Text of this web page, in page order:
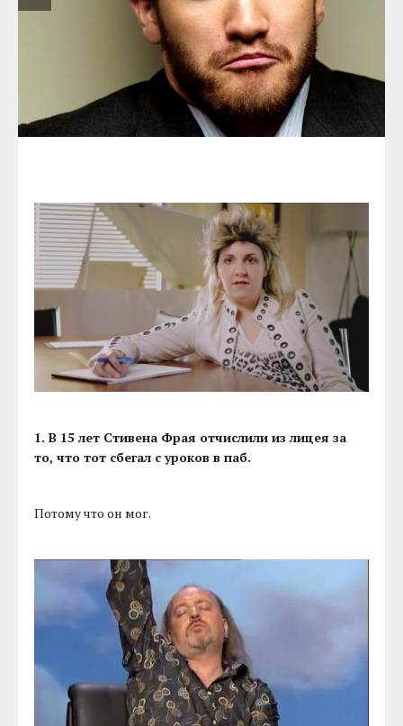
1. В 15 лет Стивена Фрая отчислили из лицея за
то, что тот сбегал с уроков в паб.
Потому что он мог.